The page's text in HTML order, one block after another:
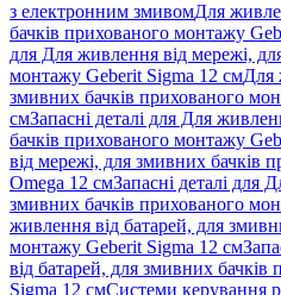
з електронним змивомДля
бачків прихованого монтажу
для Для живлення від мережі,
монтажу Geberit Sigma 12 смДля
змивних бачків прихованого
смЗапасні деталі для Для
бачків прихованого монтажу
від мережі, для змивних бачків
Omega 12 смЗапасні деталі для
змивних бачків прихованого
живлення від батарей, для
монтажу Geberit Sigma 12 см
від батарей, для змивних
Sigma 12 смСистеми керування